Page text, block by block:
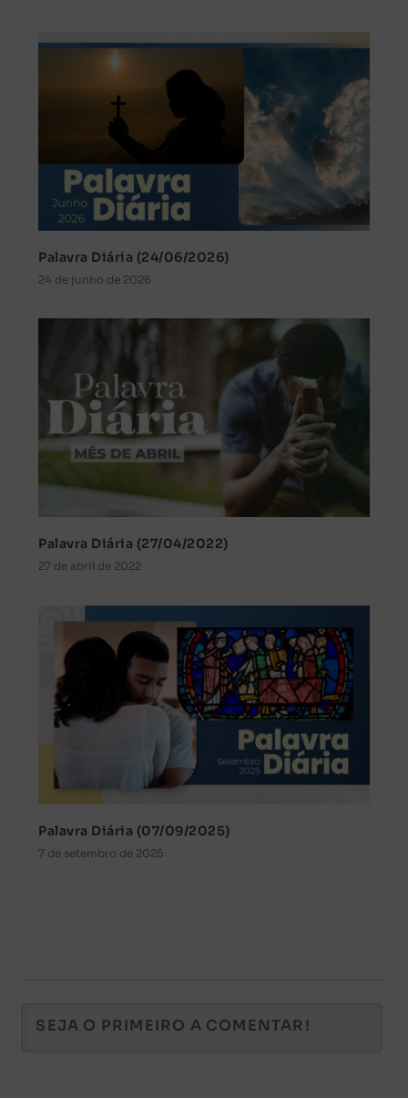
Palavra Diária (24/06/2026)
24 de junho de 2026
Palavra Diária (27/04/2022)
27 de abril de 2022
Palavra Diária (07/09/2025)
7 de setembro de 2025